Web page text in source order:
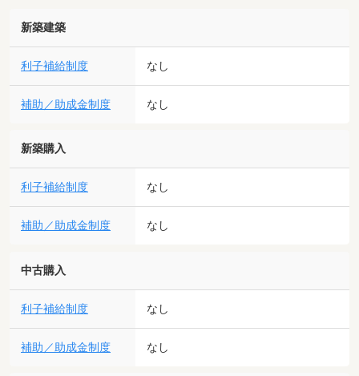
新築建築
利子補給制度 なし
補助／助成金制度 なし
新築購入
利子補給制度 なし
補助／助成金制度 なし
中古購入
利子補給制度 なし
補助／助成金制度 なし